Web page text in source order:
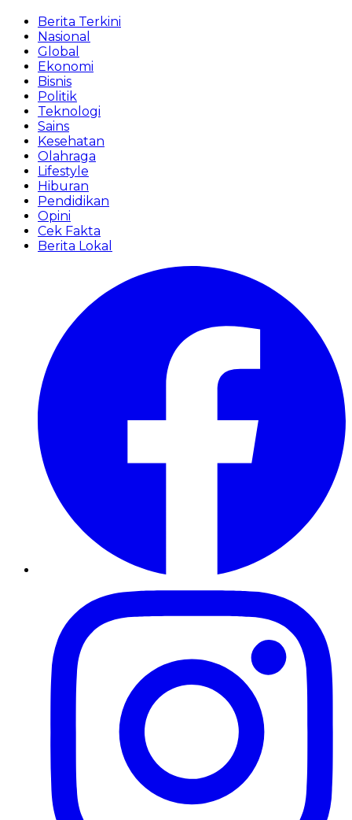
Berita Terkini
Nasional
Global
Ekonomi
Bisnis
Politik
Teknologi
Sains
Kesehatan
Olahraga
Lifestyle
Hiburan
Pendidikan
Opini
Cek Fakta
Berita Lokal